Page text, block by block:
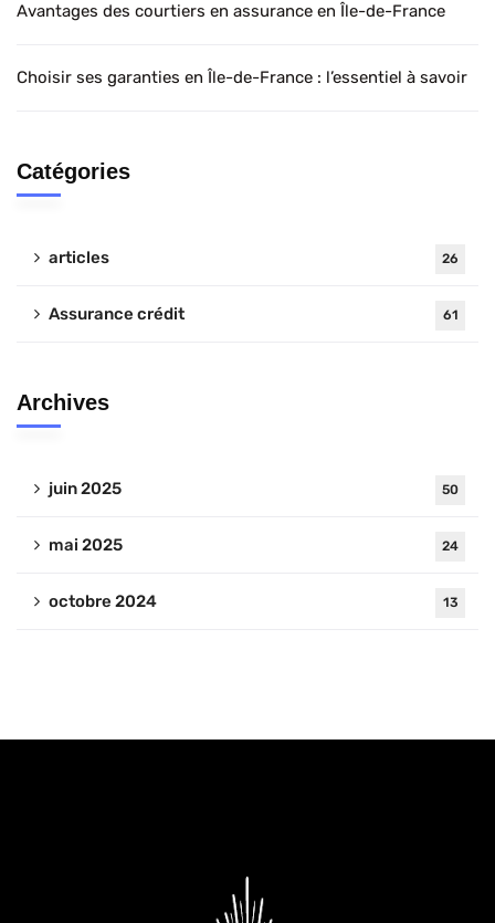
Avantages des courtiers en assurance en Île-de-France
Choisir ses garanties en Île-de-France : l’essentiel à savoir
Catégories
articles 26
Assurance crédit 61
Archives
juin 2025 50
mai 2025 24
octobre 2024 13